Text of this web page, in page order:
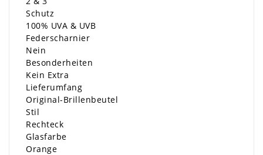
Schutz
100% UVA & UVB
Federscharnier
Nein
Besonderheiten
Kein Extra
Lieferumfang
Original-Brillenbeutel
Stil
Rechteck
Glasfarbe
Orange